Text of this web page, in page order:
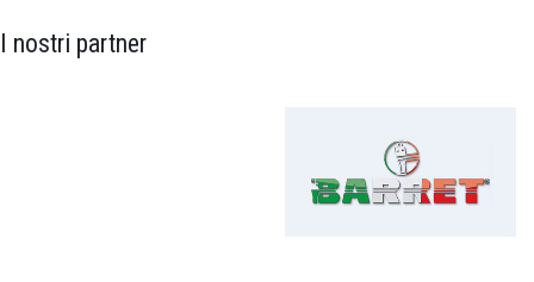
I nostri partner